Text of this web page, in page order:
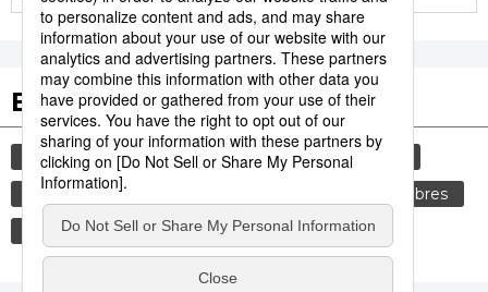
Etiquetas destacadas
cultura vida gastronomía
sociedad
comida
costumbres
política
genkan